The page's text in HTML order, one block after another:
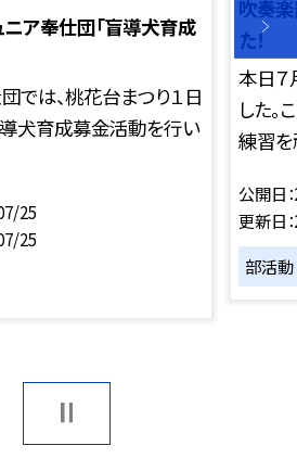
ア奉仕団「盲導犬育成
では、桃花台まつり１日
犬育成募金活動を行い
25
25
吹奏
た！
本日７
した
練習
公開日
更新日
部活動